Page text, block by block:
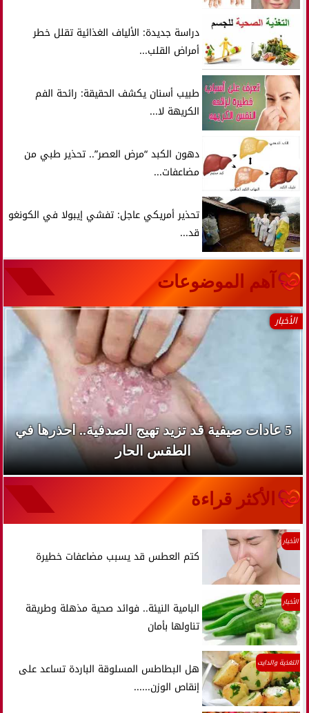
دراسة جديدة: الألياف الغذائية تقلل خطر
أمراض القلب...
طبيب أسنان يكشف الحقيقة: رائحة الفم
الكريهة لا...
دهون الكبد “مرض العصر”.. تحذير طبي من
مضاعفات...
تحذير أمريكي عاجل: تفشي إيبولا في الكونغو
قد...
آهم الموضوعات
الأخبار
5 عادات صيفية قد تزيد تهيج الصدفية.. احذرها في
الطقس الحار
الأكثر قراءة
الأخبار
كتم العطس قد يسبب مضاعفات خطيرة
الأخبار
البامية النيئة.. فوائد صحية مذهلة وطريقة
تناولها بأمان
التغذية والدايت
هل البطاطس المسلوقة الباردة تساعد على
إنقاص الوزن......